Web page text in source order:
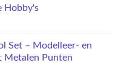
Hobby's
Set – Modelleer- en
Metalen Punten